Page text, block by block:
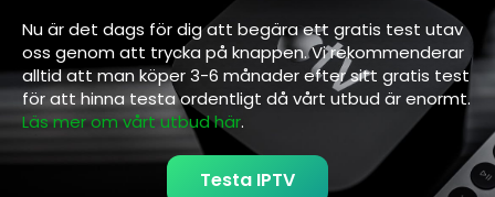
Nu är det dags för dig att begära ett gratis test utav
oss genom att trycka på knappen. Vi rekommenderar
alltid att man köper 3-6 månader efter sitt gratis test
för att hinna testa ordentligt då vårt utbud är enormt.
Läs mer om vårt utbud här.
Testa IPTV